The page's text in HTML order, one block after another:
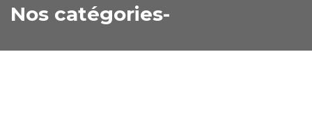
Nos catégories-